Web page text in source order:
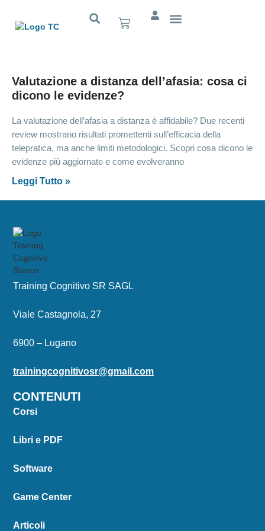
Valutazione a distanza dell’afasia: cosa ci
dicono le evidenze?
La valutazione dell’afasia a distanza è affidabile? Due recenti
review mostrano risultati promettenti sull’efficacia della
telepratica, ma anche limiti metodologici. Scopri cosa dicono le
evidenze più aggiornate e come evolveranno
Leggi Tutto »
Training Cognitivo SR SAGL
Viale Castagnola, 27
6900 – Lugano
trainingcognitivosr@gmail.com
CONTENUTI
Corsi
Libri e PDF
Software
Game Center
Articoli